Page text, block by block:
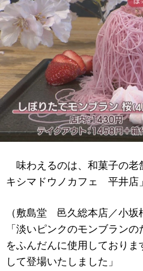
味わえるのは、和菓子の老
キシマドウノカフェ 平井店
（敷島堂 邑久総本店／小坂
「淡いピンクのモンブラン
をふんだんに使用しており
して登場いたしました」